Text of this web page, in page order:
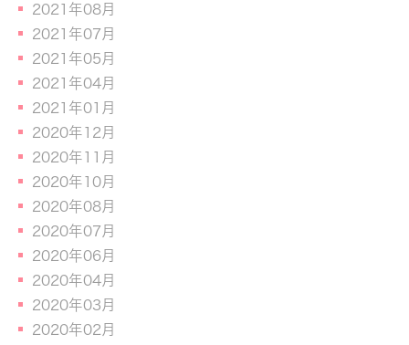
2021年08月
2021年07月
2021年05月
2021年04月
2021年01月
2020年12月
2020年11月
2020年10月
2020年08月
2020年07月
2020年06月
2020年04月
2020年03月
2020年02月